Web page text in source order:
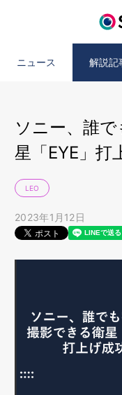
ニュース 解説記
ソニー、誰
星「EYE」打
LEO
2023年1月12日